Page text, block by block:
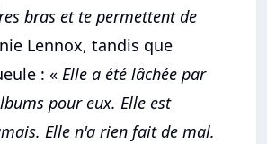
bras et te permettent de
Lennox, tandis que
: « Elle a été lâchée par
pour eux. Elle est
Elle n'a rien fait de mal.